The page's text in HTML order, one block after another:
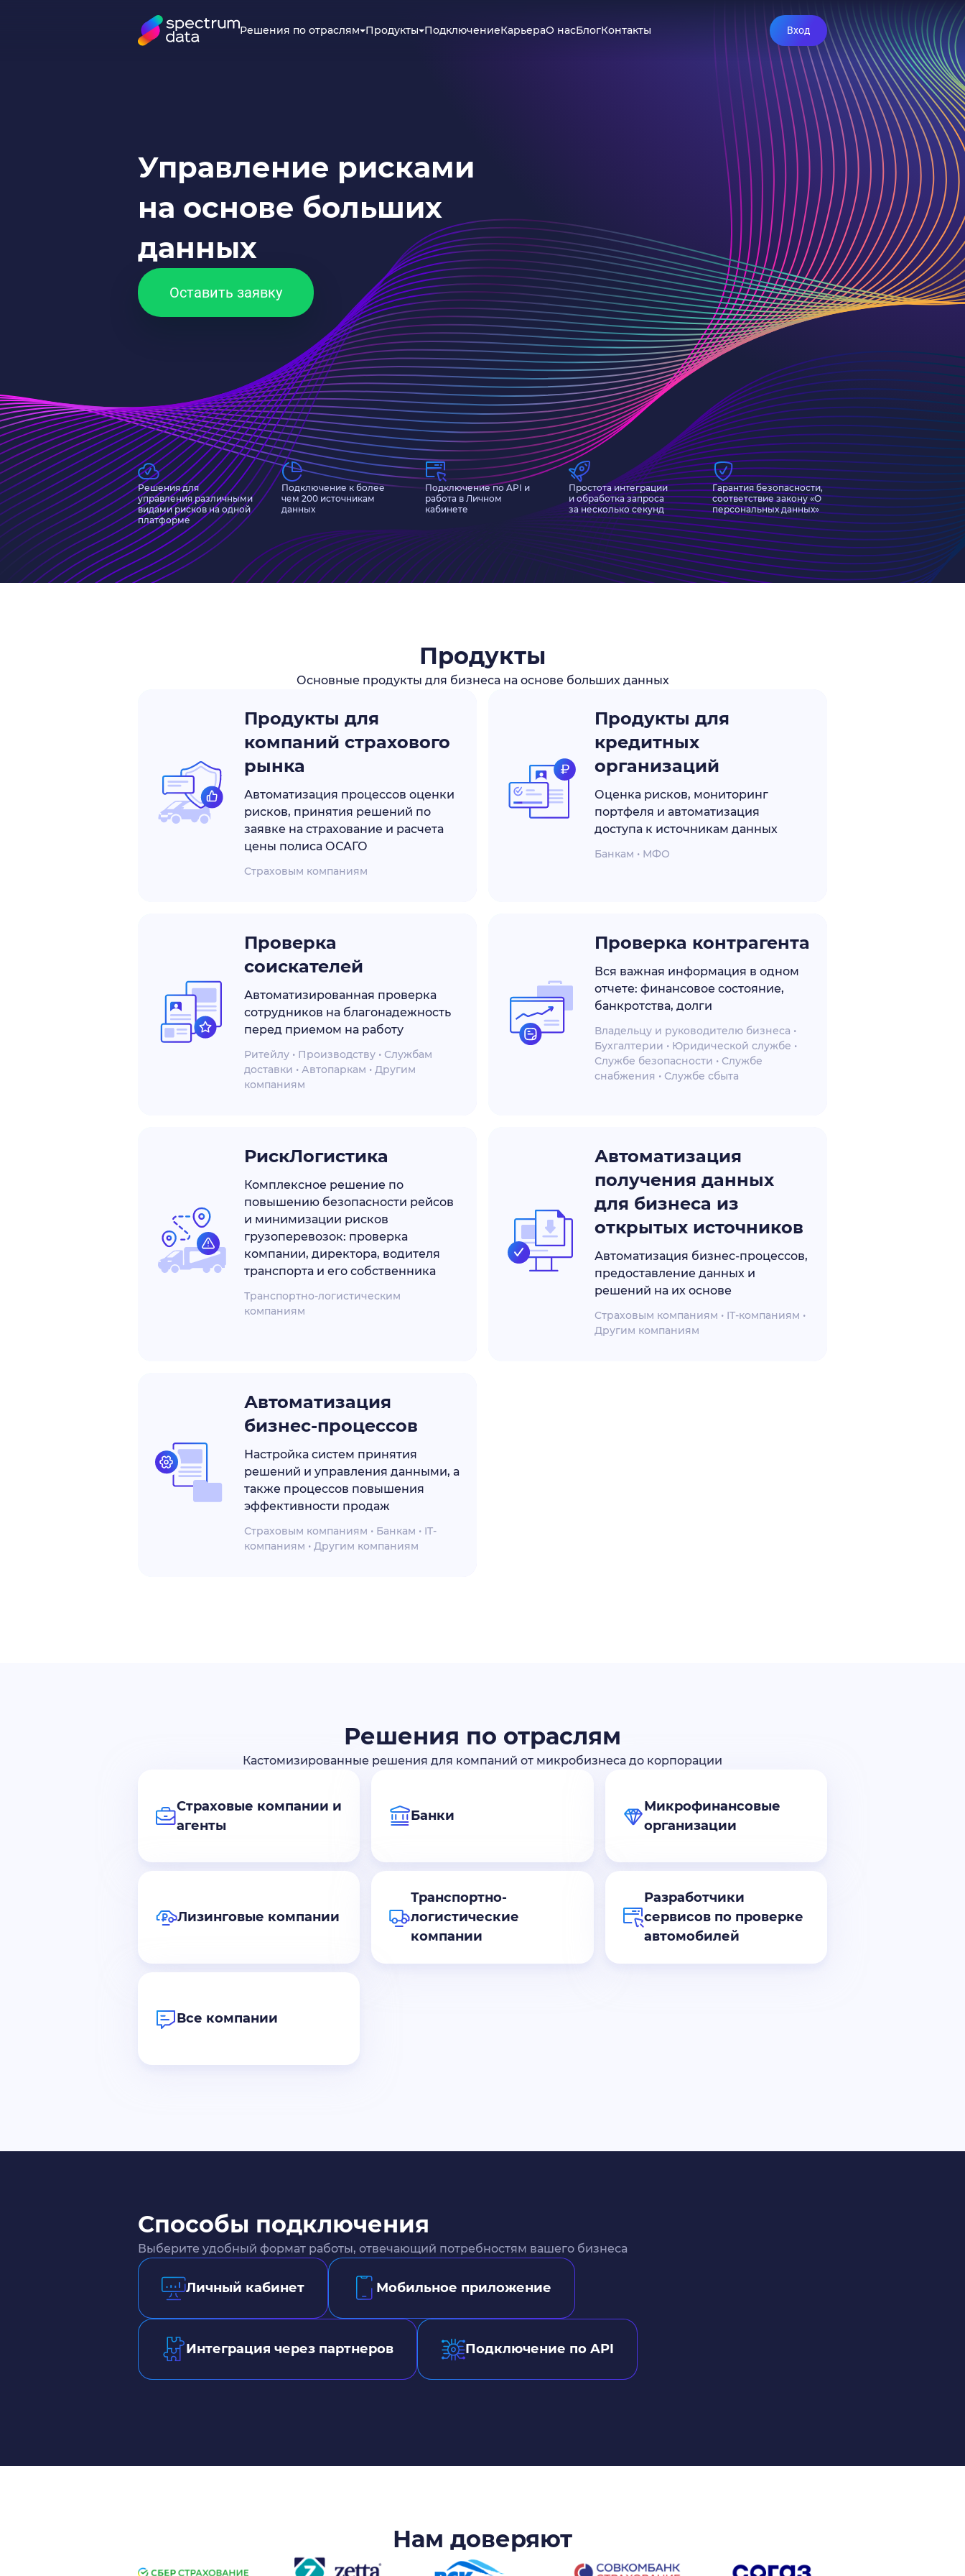
Решения по отраслям Продукты ПодключениеКарьераО насБлогКонтакты Вход
Управление рисками
на основе больших
данных
Оставить заявку
Решения для
управления различными
видами рисков на одной
платформе
Подключение к более
чем 200 источникам
данных
Подключение по API и
работа в Личном
кабинете
Простота интеграции
и обработка запроса
за несколько секунд
Гарантия безопасности,
соответствие закону «О
персональных данных»
Продукты
Основные продукты для бизнеса на основе больших данных
Продукты для
компаний страхового
рынка
Автоматизация процессов оценки
рисков, принятия решений по
заявке на страхование и расчета
цены полиса ОСАГО
Cтраховым компаниям
Продукты для
кредитных
организаций
Оценка рисков, мониторинг
портфеля и автоматизация
доступа к источникам данных
Банкам • МФО
Проверка
соискателей
Автоматизированная проверка
сотрудников на благонадежность
перед приемом на работу
Ритейлу • Производству • Службам
доставки • Автопаркам • Другим
компаниям
Проверка контрагента
Вся важная информация в одном
отчете: финансовое состояние,
банкротства, долги
Владельцу и руководителю бизнеса •
Бухгалтерии • Юридической службе •
Службе безопасности • Службе
снабжения • Службе сбыта
РискЛогистика
Комплексное решение по
повышению безопасности рейсов
и минимизации рисков
грузоперевозок: проверка
компании, директора, водителя
транспорта и его собственника
Транспортно-логистическим
компаниям
Автоматизация
получения данных
для бизнеса из
открытых источников
Автоматизация бизнес-процессов,
предоставление данных и
решений на их основе
Cтраховым компаниям • IT-компаниям •
Другим компаниям
Автоматизация
бизнес-процессов
Настройка систем принятия
решений и управления данными, а
также процессов повышения
эффективности продаж
Страховым компаниям • Банкам • IT-
компаниям • Другим компаниям
Решения по отраслям
Кастомизированные решения для компаний от микробизнеса до корпорации
Страховые компании и
агенты
Банки
Микрофинансовые
организации
Лизинговые компании
Транспортно-
логистические
компании
Разработчики
сервисов по проверке
автомобилей
Все компании
Способы подключения
Выберите удобный формат работы, отвечающий потребностям вашего бизнеса
Личный кабинет Мобильное приложение
Интеграция через партнеров Подключение по API
Нам доверяют